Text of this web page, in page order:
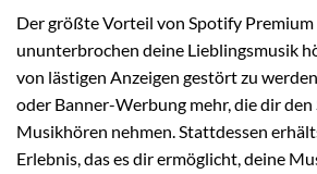
Der größte Vorteil von Spotify Premium
ununterbrochen deine Lieblingsmusik
von lästigen Anzeigen gestört zu
oder Banner-Werbung mehr, die dir den
Musikhören nehmen. Stattdessen
Erlebnis, das es dir ermöglicht, deine